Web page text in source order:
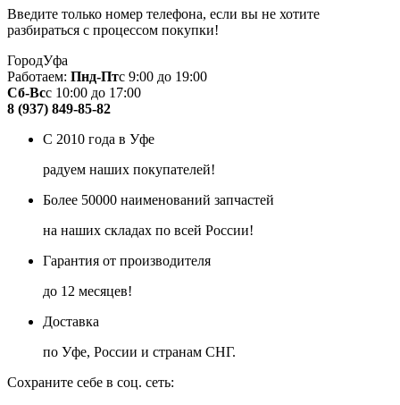
Введите только номер телефона, если вы не хотите
разбираться с процессом покупки!
ГородУфа
Работаем: Пнд-Птс 9:00 до 19:00
Сб-Всс 10:00 до 17:00
8 (937) 849-85-82
С 2010 года в Уфе
радуем наших покупателей!
Более 50000 наименований запчастей
на наших складах по всей России!
Гарантия от производителя
до 12 месяцев!
Доставка
по Уфе, России и странам СНГ.
Сохраните себе в соц. сеть: